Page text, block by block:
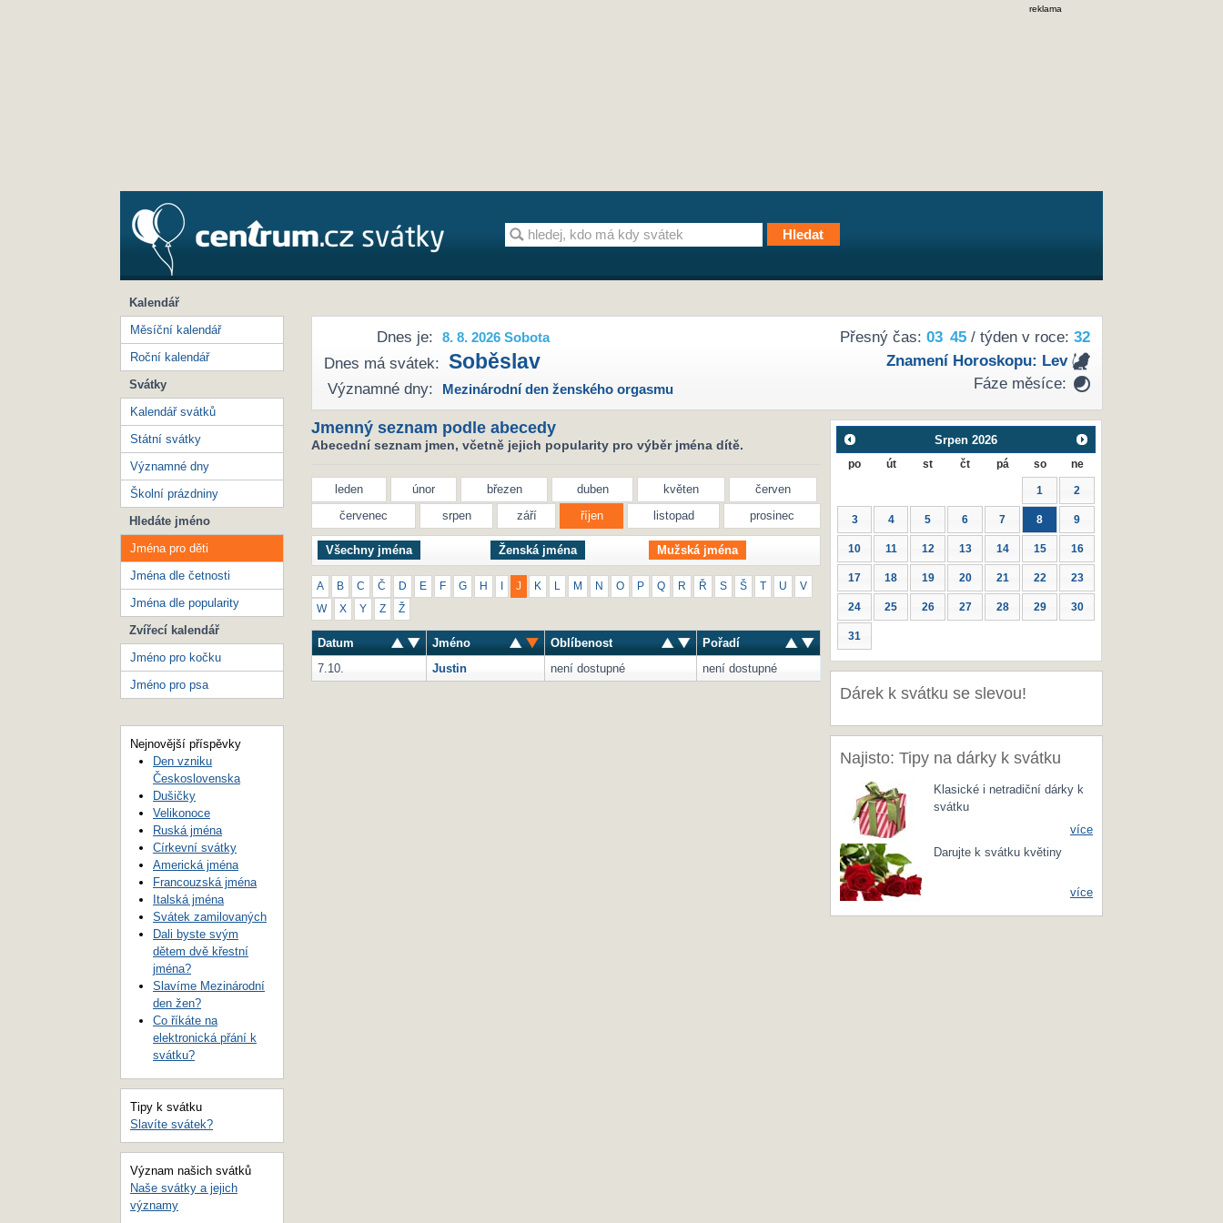
reklama
Přesný čas: 03 45/ týden v roce: 32
Znamení Horoskopu: Lev
Fáze měsíce:
Dnes je: 8. 8. 2026 Sobota
Dnes má svátek: Soběslav
Významné dny: Mezinárodní den ženského orgasmu
Jmenný seznam podle abecedy
Abecední seznam jmen, včetně jejich popularity pro výběr jména dítě.
leden únor březen duben květen
červen
červenec
srpen září říjen listopad prosinec
Všechny jména Ženská jména Mužská jména
A B C Č D E F G H J K M N O P Q R Ř S Š T U V
W X Y Z Ž
Datum Jméno Oblíbenost
Pořadí
7.10.
Justin není dostupné není dostupné
Srpen 2026
po út st čt pá so ne
1 2
3 4 5 6 7 8 9
10 11 12 13 14 15 16
17 18 19 20 21 22 23
24 25 26 27 28 29 30
31
Dárek k svátku se slevou!
Najisto: Tipy na dárky k svátku
Klasické i netradiční dárky k
svátku
více
Darujte k svátku květiny
více
Kalendář
Měsíční kalendář
Roční kalendář
Svátky
Kalendář svátků
Státní svátky
Významné dny
Školní prázdniny
Hledáte jméno
Jména pro děti
Jména dle četnosti
Jména dle popularity
Zvířecí kalendář
Jméno pro kočku
Jméno pro psa
Nejnovější příspěvky
Den vzniku
Československa
Dušičky
Velikonoce
Ruská jména
Církevní svátky
Americká jména
Francouzská jména
Italská jména
Svátek zamilovaných
Dali byste svým
dětem dvě křestní
jména?
Slavíme Mezinárodní
den žen?
Co říkáte na
elektronická přání k
svátku?
Tipy k svátku
Slavíte svátek?
Význam našich svátků
Naše svátky a jejich
významy